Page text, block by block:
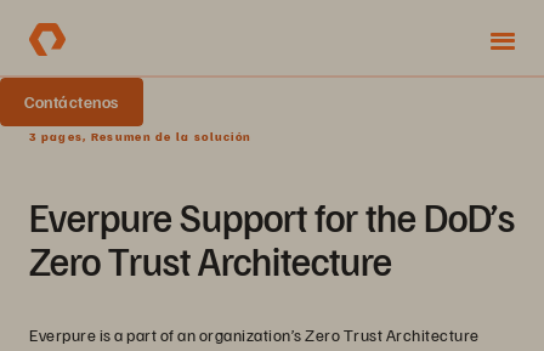
Contáctenos
3 pages, Resumen de la solución
Everpure Support for the DoD’s
Zero Trust Architecture
Everpure is a part of an organization’s Zero Trust Architecture